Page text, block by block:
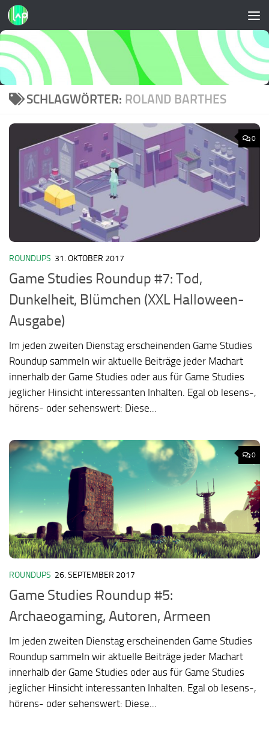
Zum Inhalt springen
SCHLAGWÖRTER: ROLAND BARTHES
0
ROUNDUPS 31. OKTOBER 2017
Game Studies Roundup #7: Tod,
Dunkelheit, Blümchen (XXL Halloween-
Ausgabe)
Im jeden zweiten Dienstag erscheinenden Game Studies
Roundup sammeln wir aktuelle Beiträge jeder Machart
innerhalb der Game Studies oder aus für Game Studies
jeglicher Hinsicht interessanten Inhalten. Egal ob lesens-,
hörens- oder sehenswert: Diese...
0
ROUNDUPS 26. SEPTEMBER 2017
Game Studies Roundup #5:
Archaeogaming, Autoren, Armeen
Im jeden zweiten Dienstag erscheinenden Game Studies
Roundup sammeln wir aktuelle Beiträge jeder Machart
innerhalb der Game Studies oder aus für Game Studies
jeglicher Hinsicht interessanten Inhalten. Egal ob lesens-,
hörens- oder sehenswert: Diese...